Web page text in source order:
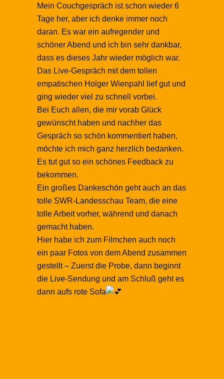
Mein Couchgespräch ist schon wieder 6
Tage her, aber ich denke immer noch
daran. Es war ein aufregender und
schöner Abend und ich bin sehr dankbar,
dass es dieses Jahr wieder möglich war.
Das Live-Gespräch mit dem tollen
empatischen Holger Wienpahl lief gut und
ging wieder viel zu schnell vorbei.
Bei Euch allen, die mir vorab Glück
gewünscht haben und nachher das
Gespräch so schön kommentiert haben,
möchte ich mich ganz herzlich bedanken.
Es tut gut so ein schönes Feedback zu
bekommen.
Ein großes Dankeschön geht auch an das
tolle SWR-Landesschau Team, die eine
tolle Arbeit vorher, während und danach
gemacht haben.
Hier habe ich zum Filmchen auch noch
ein paar Fotos von dem Abend zusammen
gestellt – Zuerst die Probe, dann beginnt
die Live-Sendung und am Schluß geht es
dann aufs rote Sofa